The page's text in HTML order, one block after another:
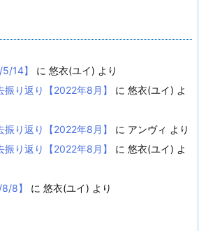
14】 に 悠衣(ユイ) より
振り返り【2022年8月】
に 悠衣(ユイ) よ
振り返り【2022年8月】
に アンヴィ より
振り返り【2022年8月】
に 悠衣(ユイ) よ
8】
に 悠衣(ユイ) より